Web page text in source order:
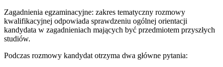
Zagadnienia egzaminacyjne: zakres tematyczny rozmowy
kwalifikacyjnej odpowiada sprawdzeniu ogólnej orientacji
kandydata w zagadnieniach mających być przedmiotem przyszłych
studiów.
Podczas rozmowy kandydat otrzyma dwa główne pytania: